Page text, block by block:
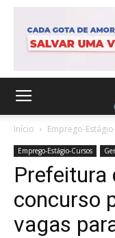
Início Emprego-
Emprego-Estágio-Cursos
Prefeitura
concurso
vagas